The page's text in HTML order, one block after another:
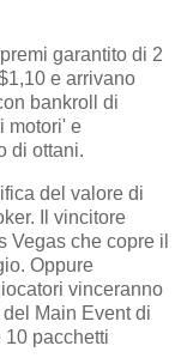
garantito di 2
e arrivano
bankroll di
motori' e
di ottani.
del valore di
Il vincitore
Vegas che copre il
Oppure
vinceranno
Main Event di
10 pacchetti